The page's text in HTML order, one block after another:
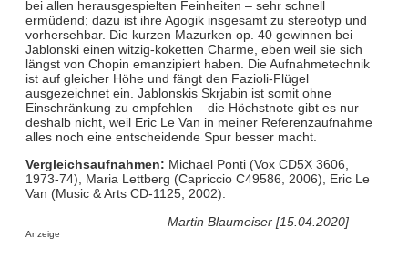
bei allen herausgespielten Feinheiten – sehr schnell
ermüdend; dazu ist ihre Agogik insgesamt zu stereotyp und
vorhersehbar. Die kurzen Mazurken op. 40 gewinnen bei
Jablonski einen witzig-koketten Charme, eben weil sie sich
längst von Chopin emanzipiert haben. Die Aufnahmetechnik
ist auf gleicher Höhe und fängt den Fazioli-Flügel
ausgezeichnet ein. Jablonskis Skrjabin ist somit ohne
Einschränkung zu empfehlen – die Höchstnote gibt es nur
deshalb nicht, weil Eric Le Van in meiner Referenzaufnahme
alles noch eine entscheidende Spur besser macht.
Vergleichsaufnahmen: Michael Ponti (Vox CD5X 3606,
1973-74), Maria Lettberg (Capriccio C49586, 2006), Eric Le
Van (Music & Arts CD-1125, 2002).
Martin Blaumeiser [15.04.2020]
Anzeige